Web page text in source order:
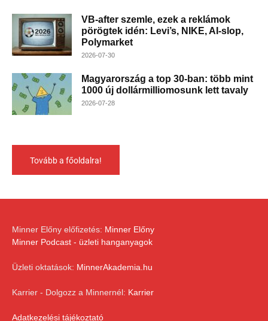
VB-after szemle, ezek a reklámok
pörögtek idén: Levi’s, NIKE, AI-slop,
Polymarket
2026-07-30
Magyarország a top 30-ban: több mint
1000 új dollármilliomosunk lett tavaly
2026-07-28
Tovább a főoldalra!
Minner Előny előfizetés: Minner Előny
Minner Podcast - üzleti hanganyagok
Üzleti oktatások: MinnerAkademia.hu
Karrier - Dolgozz a Minnernél: Karrier
Adatkezelési tájékoztató